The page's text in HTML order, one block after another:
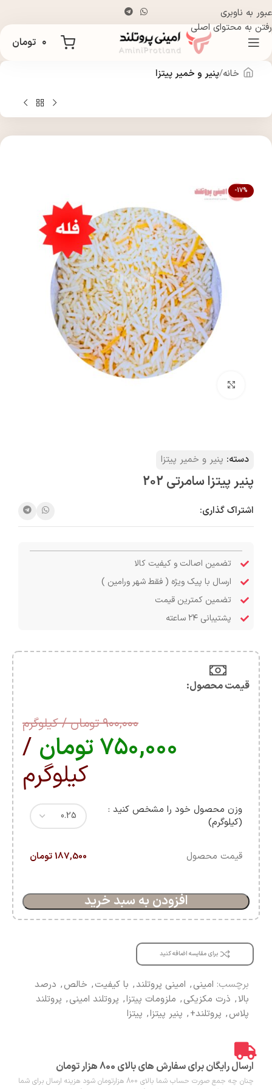
عبور به ناوبری
رفتن به محتوای اصلی
۰ تومان
خانه پنیر و خمیر پیتزا
-17%
دسته: پنیر و خمیر پیتزا
پنیر پیتزا سامرتی 202
اشتراک گذاری:
تضمین اصالت و کیفیت کالا
ارسال با پیک ویژه ( فقط شهر ورامین )
تضمین کمترین قیمت
پشتیبانی ۲۴ ساعته
قیمت محصول:​
۹۰۰,۰۰۰ تومان/ کیلوگرم
۷۵۰,۰۰۰تومان /
کیلوگرم
وزن محصول خود را مشخص کنید :
(کیلوگرم)
قیمت محصول 187,500 تومان
افزودن به سبد خرید
برای مقایسه اضافه کنید
برچسب: امینی, امینی پروتلند, با کیفیت, خالص, درصد
بالا, ذرت مکزیکی, ملزومات پیتزا, پروتلند امینی, پروتلند
پلاس, پروتلند+, پنیر پیتزا, پیتزا
ارسال رایگان برای سفارش های بالای 800 هزار تومان
چنان چه جمع صورت حساب شما بالای 800 هزارتومان شود هزینه ارسال برای شما